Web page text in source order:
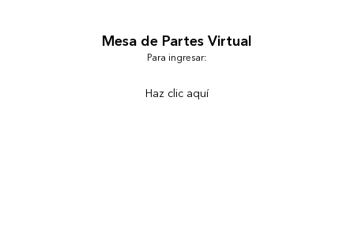
Mesa de Partes Virtual
Para ingresar:
Haz clic aquí